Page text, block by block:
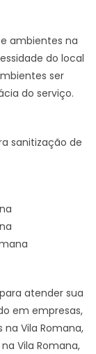
ambientes na
do local
ser
do serviço.
sanitização de
atender sua
em empresas,
Vila Romana,
Vila Romana,